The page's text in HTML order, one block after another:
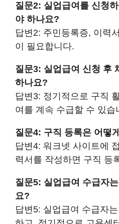
질문2: 실업급여를 신청
야 하나요?
답변2: 주민등록증, 이력
이 필요합니다.
질문3: 실업급여 신청 후
하나요?
답변3: 정기적으로 구직
여를 계속 수급할 수 있습
질문4: 구직 등록은 어떻
답변4: 워크넷 사이트에
력서를 작성하면 구직 등
질문5: 실업급여 수급자
요?
답변5: 실업급여 수급자